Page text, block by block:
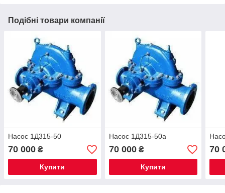
Подібні товари компанії
Насос 1Д315-50
70 000 ₴
Купити
Насос 1Д315-50а
70 000₴
Купити
70